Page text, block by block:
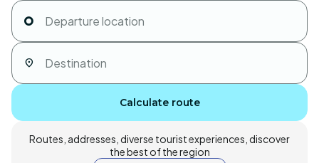
Calculate route
Routes, addresses, diverse tourist experiences, discover
the best of the region